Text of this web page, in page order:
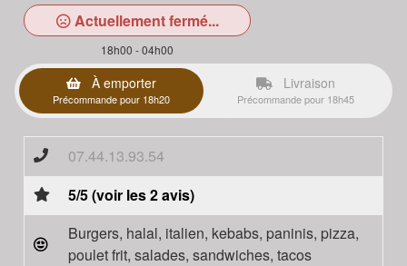
Actuellement fermé...
18h00 - 04h00
À emporter
Précommande pour 18h20
Livraison
Précommande pour 18h45
07.44.13.93.54
5/5 (voir les 2 avis)
Burgers, halal, italien, kebabs, paninis, pizza,
poulet frit, salades, sandwiches, tacos